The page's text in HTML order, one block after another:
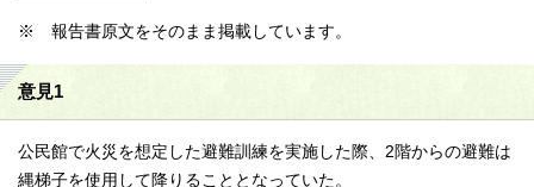
※ 報告書原文をそのまま掲載しています。
意見1
公民館で火災を想定した避難訓練を実施した際、2階からの避難は
縄梯子を使用して降りることとなっていた。